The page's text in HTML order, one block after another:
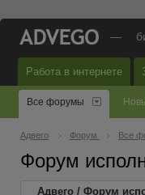
—
Работа в интернете
Все форумы
Адвего Форум Все
Форум
Адвего / Форум